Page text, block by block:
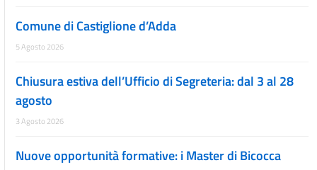
Comune di Castiglione d’Adda
5 Agosto 2026
Chiusura estiva dell’Ufficio di Segreteria: dal 3 al 28
agosto
3 Agosto 2026
Nuove opportunità formative: i Master di Bicocca